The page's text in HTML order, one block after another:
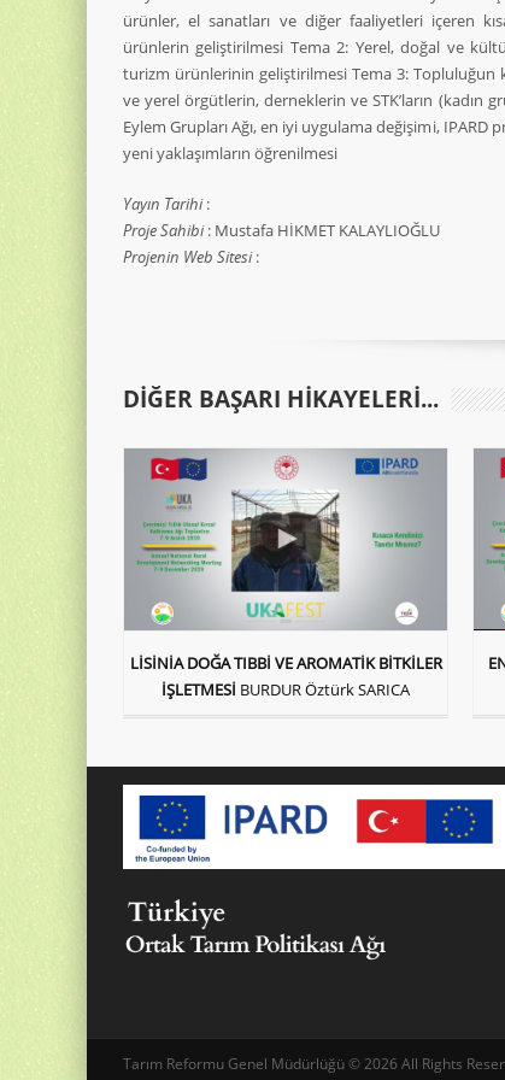
ürünler, el sanatları ve diğer faaliyetleri içeren
ürünlerin geliştirilmesi Tema 2: Yerel, doğal ve
turizm ürünlerinin geliştirilmesi Tema 3: Topluluğun
ve yerel örgütlerin, derneklerin ve STK’ların (kadın
Eylem Grupları Ağı, en iyi uygulama değişimi, IPARD
yeni yaklaşımların öğrenilmesi
Yayın Tarihi:
Proje Sahibi: Mustafa HİKMET KALAYLIOĞLU
Projenin Web Sitesi:
DIĞER BAŞARI HIKAYELERI...
LİSİNİA DOĞA TIBBİ VE AROMATİK BİTKİLER
İŞLETMESİ BURDUR Öztürk SARICA
Tarım Reformu Genel Müdürlüğü © 2026 All Rights